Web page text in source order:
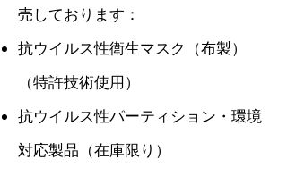
売しております：
抗ウイルス性衛生マスク（布製）
（特許技術使用）
抗ウイルス性パーティション・環境
対応製品（在庫限り）